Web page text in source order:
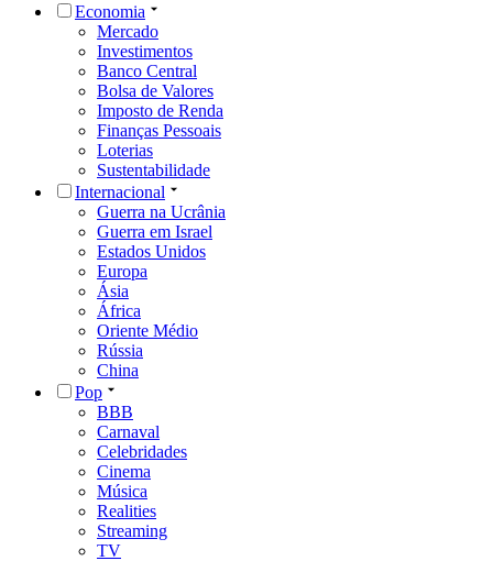
Economia
Mercado
Investimentos
Banco Central
Bolsa de Valores
Imposto de Renda
Finanças Pessoais
Loterias
Sustentabilidade
Internacional
Guerra na Ucrânia
Guerra em Israel
Estados Unidos
Europa
Ásia
África
Oriente Médio
Rússia
China
Pop
BBB
Carnaval
Celebridades
Cinema
Música
Realities
Streaming
TV